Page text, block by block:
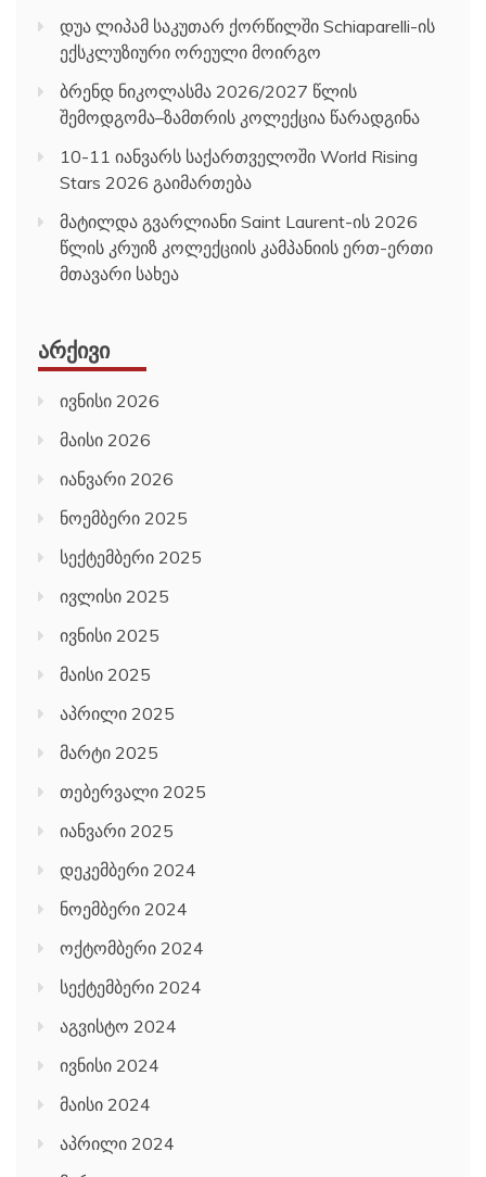
დუა ლიპამ საკუთარ ქორწილში Schiaparelli-ის
ექსკლუზიური ორეული მოირგო
ბრენდ ნიკოლასმა 2026/2027 წლის
შემოდგომა–ზამთრის კოლექცია წარადგინა
10-11 იანვარს საქართველოში World Rising
Stars 2026 გაიმართება
მატილდა გვარლიანი Saint Laurent-ის 2026
წლის კრუიზ კოლექციის კამპანიის ერთ-ერთი
მთავარი სახეა
ᲐᲠᲥᲘᲕᲘ
ივნისი 2026
მაისი 2026
იანვარი 2026
ნოემბერი 2025
სექტემბერი 2025
ივლისი 2025
ივნისი 2025
მაისი 2025
აპრილი 2025
მარტი 2025
თებერვალი 2025
იანვარი 2025
დეკემბერი 2024
ნოემბერი 2024
ოქტომბერი 2024
სექტემბერი 2024
აგვისტო 2024
ივნისი 2024
მაისი 2024
აპრილი 2024